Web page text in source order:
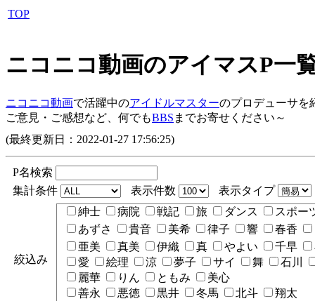
TOP
ニコニコ動画のアイマスP一
ニコニコ動画で活躍中のアイドルマスターのプロデューサを
ご意見・ご感想など、何でもBBS までお寄せください～
(最終更新日：2022-01-27 17:56:25)
P名検索
集計条件
表示件数 表示タイプ
絞込み
紳士 病院 戦記 旅 ダンス
スポー
あずさ
貴音 美希 律子 響 春香
亜美
真美 伊織 真 やよい 千早
愛
絵理 涼 夢子 サイ 舞
石川
麗華
りん ともみ
美心
善永
悪徳 黒井 冬馬 北斗
翔太